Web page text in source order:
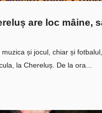
are loc mâine,
și jocul, chiar și
la Chereluș. De la ora...